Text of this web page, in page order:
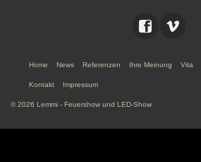
Home News Referenzen Ihre Meinung Vita
Kontakt Impressum
© 2026 Lemmi - Feuershow und LED-Show